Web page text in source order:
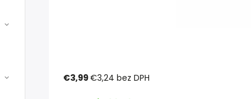
€3,99€3,24 bez DPH